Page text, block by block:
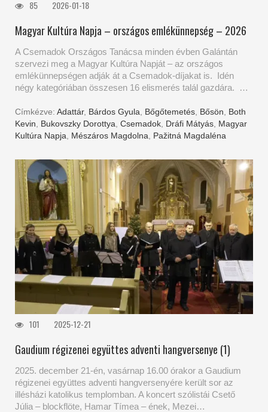
85 2026-01-18
Magyar Kultúra Napja – országos emlékünnepség – 2026
A Csemadok Országos Tanácsa minden évben Galántán
szervezi meg a Magyar Kultúra Napját – az országos
emlékünnepségen adják át a Csemadok-díjakat is. Idén
négy kategóriában összesen 16 elismerés talál gazdára. …
Címkézve: Adattár, Bárdos Gyula Bőgőtemetés Bősön
Both
Kevin
Bukovszky Dorottya Csemadok Dráfi Mátyás Magyar
Kultúra Napja
Mészáros Magdolna Pažitná Magdaléna
101 2025-12-21
Gaudium régizenei együttes adventi hangversenye (1)
2025. december 21-én, vasárnap 16.00 órakor a Gaudium
régizenei együttes adventi hangversenyére került sor az
illésházi katolikus templomban. A koncert szólistái Csető
Júlia – blockflöte, Hamar Tímea – ének, Mezei…